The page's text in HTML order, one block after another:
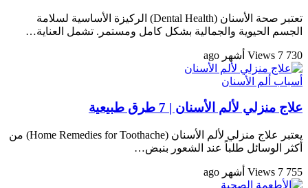
تعتبر صحة الأسنان (Dental Health) الركيزة الأساسية لسلامة
الجسم الحيوية والجمالية بشكل كامل ومستمر. تشمل العناية…
730 Views 7 أشهر ago
أسباب ألم الأسنان
علاج منزلي لألم الأسنان | 7 طرق طبيعية
يعتبر علاج منزلي لألم الأسنان (Home Remedies for Toothache) من
أكثر الوسائل طلباً عند الشعور بنبض…
755 Views 7 أشهر ago